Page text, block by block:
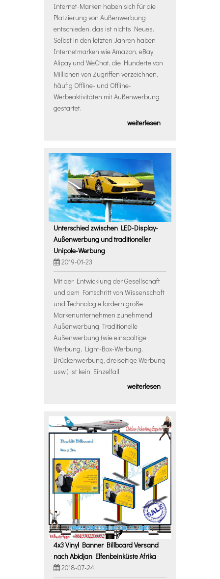
Internet-Marken haben sich für die
Platzierung von Außenwerbung
entschieden, das ist nichts Neues.
Selbst in den letzten Jahren haben
Internetmarken wie Amazon, eBay,
Alipay und WeChat, die Hunderte von
Millionen von Zugriffen verzeichnen,
häufig Offline- und Offline-
Werbeaktivitäten mit Außenwerbung
gestartet.
weiterlesen
Unterschied zwischen LED-Display-
Außenwerbung und traditioneller
Unipole-Werbung
2019-01-23
Mit der Entwicklung der Gesellschaft
und dem Fortschritt von Wissenschaft
und Technologie fordern große
Markenunternehmen zunehmend
Außenwerbung. Traditionelle
Außenwerbung (wie einspaltige
Werbung, Light-Box-Werbung,
Brückenwerbung, dreiseitige Werbung
usw.) ist kein Einzelfall
weiterlesen
4x3 Vinyl Banner Billboard Versand
nach Abidjan Elfenbeinküste Afrika
2018-07-24